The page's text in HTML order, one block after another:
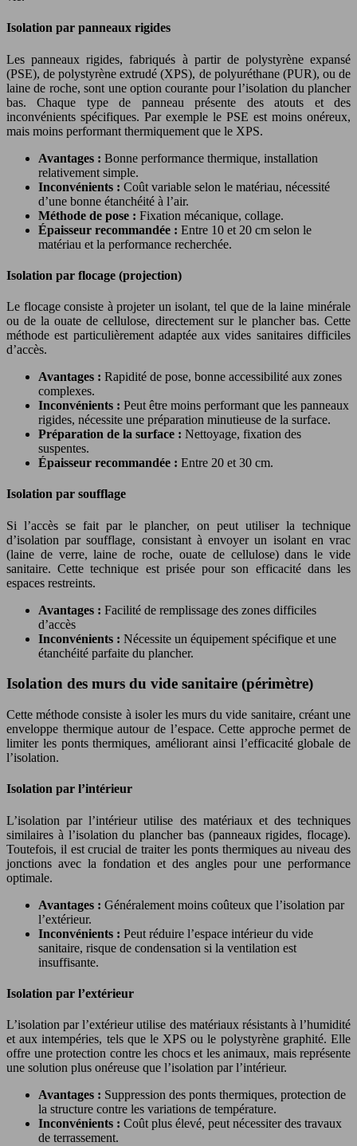
Isolation par panneaux rigides
Les panneaux rigides, fabriqués à partir de polystyrène expansé
(PSE), de polystyrène extrudé (XPS), de polyuréthane (PUR), ou de
laine de roche, sont une option courante pour l’isolation du plancher
bas. Chaque type de panneau présente des atouts et des
inconvénients spécifiques. Par exemple le PSE est moins onéreux,
mais moins performant thermiquement que le XPS.
Avantages : Bonne performance thermique, installation
relativement simple.
Inconvénients : Coût variable selon le matériau, nécessité
d’une bonne étanchéité à l’air.
Méthode de pose : Fixation mécanique, collage.
Épaisseur recommandée : Entre 10 et 20 cm selon le
matériau et la performance recherchée.
Isolation par flocage (projection)
Le flocage consiste à projeter un isolant, tel que de la laine minérale
ou de la ouate de cellulose, directement sur le plancher bas. Cette
méthode est particulièrement adaptée aux vides sanitaires difficiles
d’accès.
Avantages : Rapidité de pose, bonne accessibilité aux zones
complexes.
Inconvénients : Peut être moins performant que les panneaux
rigides, nécessite une préparation minutieuse de la surface.
Préparation de la surface : Nettoyage, fixation des
suspentes.
Épaisseur recommandée : Entre 20 et 30 cm.
Isolation par soufflage
Si l’accès se fait par le plancher, on peut utiliser la technique
d’isolation par soufflage, consistant à envoyer un isolant en vrac
(laine de verre, laine de roche, ouate de cellulose) dans le vide
sanitaire. Cette technique est prisée pour son efficacité dans les
espaces restreints.
Avantages : Facilité de remplissage des zones difficiles
d’accès
Inconvénients : Nécessite un équipement spécifique et une
étanchéité parfaite du plancher.
Isolation des murs du vide sanitaire (périmètre)
Cette méthode consiste à isoler les murs du vide sanitaire, créant une
enveloppe thermique autour de l’espace. Cette approche permet de
limiter les ponts thermiques, améliorant ainsi l’efficacité globale de
l’isolation.
Isolation par l’intérieur
L’isolation par l’intérieur utilise des matériaux et des techniques
similaires à l’isolation du plancher bas (panneaux rigides, flocage).
Toutefois, il est crucial de traiter les ponts thermiques au niveau des
jonctions avec la fondation et des angles pour une performance
optimale.
Avantages : Généralement moins coûteux que l’isolation par
l’extérieur.
Inconvénients : Peut réduire l’espace intérieur du vide
sanitaire, risque de condensation si la ventilation est
insuffisante.
Isolation par l’extérieur
L’isolation par l’extérieur utilise des matériaux résistants à l’humidité
et aux intempéries, tels que le XPS ou le polystyrène graphité. Elle
offre une protection contre les chocs et les animaux, mais représente
une solution plus onéreuse que l’isolation par l’intérieur.
Avantages : Suppression des ponts thermiques, protection de
la structure contre les variations de température.
Inconvénients : Coût plus élevé, peut nécessiter des travaux
de terrassement.